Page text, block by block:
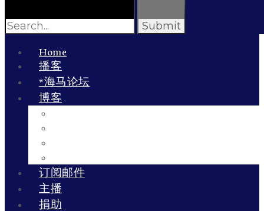
Home
播客
*海马论坛
博客
订阅邮件
主播
捐助